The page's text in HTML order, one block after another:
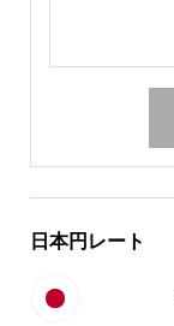
日本円レート